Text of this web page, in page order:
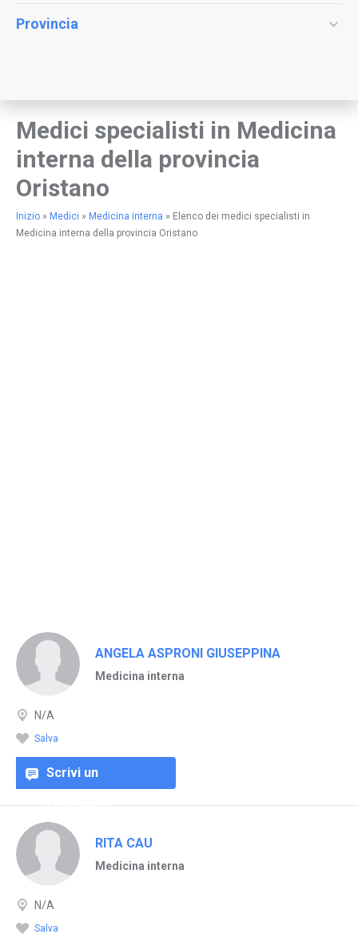
Provincia
Medici specialisti in Medicina
interna della provincia
Oristano
Inizio » Medici » Medicina interna » Elenco dei medici specialisti in
Medicina interna della provincia Oristano
ANGELA ASPRONI GIUSEPPINA
Medicina interna
N/A
Salva
Scrivi un
commento
RITA CAU
Medicina interna
N/A
Salva